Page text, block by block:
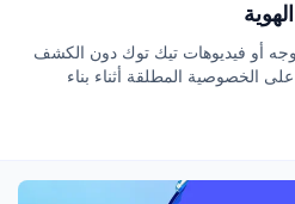
فيديوهات تيك توك دون الكشف
المطلقة أثناء بناء